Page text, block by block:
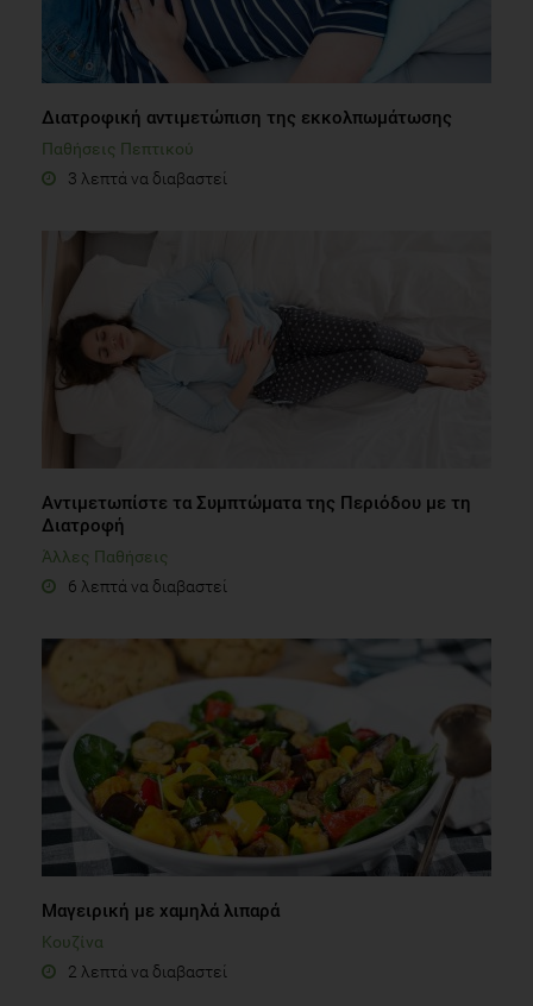
Διατροφική αντιμετώπιση της εκκολπωμάτωσης
Παθήσεις Πεπτικού
3 λεπτά να διαβαστεί
Αντιμετωπίστε τα Συμπτώματα της Περιόδου με τη
Διατροφή
Άλλες Παθήσεις
6 λεπτά να διαβαστεί
Μαγειρική με χαμηλά λιπαρά
Κουζίνα
2 λεπτά να διαβαστεί